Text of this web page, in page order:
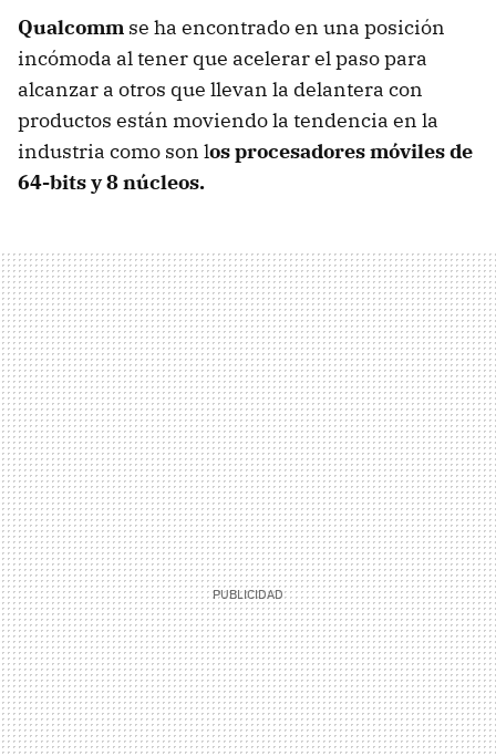
Qualcomm se ha encontrado en una posición
incómoda al tener que acelerar el paso para
alcanzar a otros que llevan la delantera con
productos están moviendo la tendencia en la
industria como son los procesadores móviles de
64-bits y 8 núcleos.